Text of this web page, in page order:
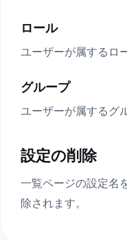
ロール
ユーザーが属するロ
グループ
ユーザーが属するグ
設定の削除
一覧ページの設定名
除されます。